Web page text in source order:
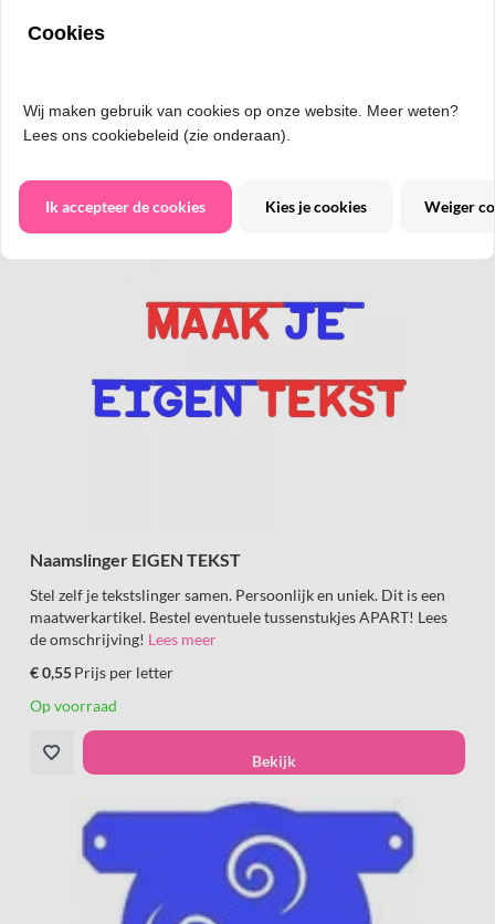
Naamslinger EIGEN TEKST
Stel zelf je tekstslinger samen. Persoonlijk en uniek. Dit is een
maatwerkartikel. Bestel eventuele tussenstukjes APART! Lees
de omschrijving! Lees meer
€ 0,55Prijs per letter
Op voorraad
Bekijk
Cookies
Wij maken gebruik van cookies op onze website. Meer weten?
Lees ons cookiebeleid (zie onderaan).
Ik accepteer de cookies Kies je cookies Weiger